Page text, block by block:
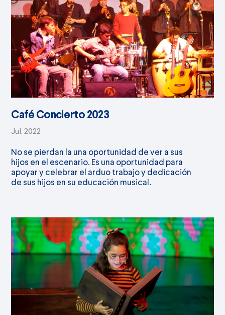
Café Concierto 2023
Jul, 2022
No se pierdan la una oportunidad de ver a sus
hijos en el escenario. Es una oportunidad para
apoyar y celebrar el arduo trabajo y dedicación
de sus hijos en su educación musical.